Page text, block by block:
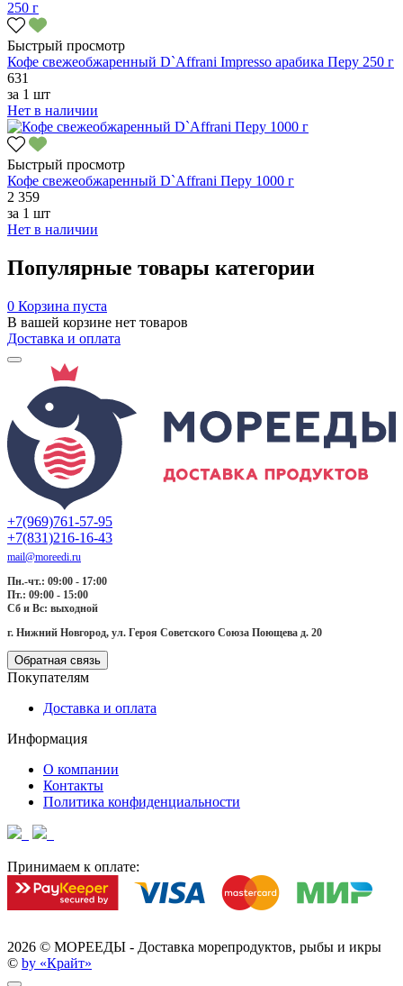
Быстрый просмотр
Кофе свежеобжаренный D`Affrani Impresso арабика Перу 250 г
631
за 1 шт
Нет в наличии
Быстрый просмотр
Кофе свежеобжаренный D`Affrani Перу 1000 г
2 359
за 1 шт
Нет в наличии
Популярные товары категории
0 Корзина пуста
В вашей корзине нет товаров
Доставка и оплата
+7(969)761-57-95
+7(831)216-16-43
mail@moreedi.ru
Пн.-чт.: 09:00 - 17:00
Пт.: 09:00 - 15:00
Сб и Вс: выходной
г. Нижний Новгород, ул. Героя Советского Союза Поющева д. 20
Обратная связь
Покупателям
Доставка и оплата
Информация
О компании
Контакты
Политика конфиденциальности
Принимаем к оплате:
2026 © МОРЕЕДЫ - Доставка морепродуктов, рыбы и икры
© by «Крайт»